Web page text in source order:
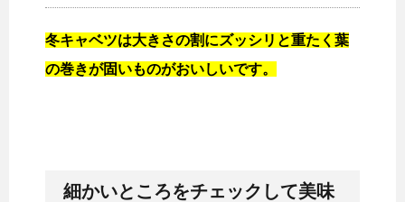
冬キャベツは大きさの割にズッシリと重たく葉
の巻きが固いものがおいしいです。
細かいところをチェックして美味